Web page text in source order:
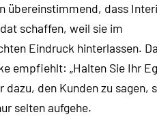
übereinstimmend, dass
schaffen, weil sie im
Eindruck hinterlassen.
empfiehlt: „Halten Sie Ihr
den Kunden zu sagen,
selten aufgehe.